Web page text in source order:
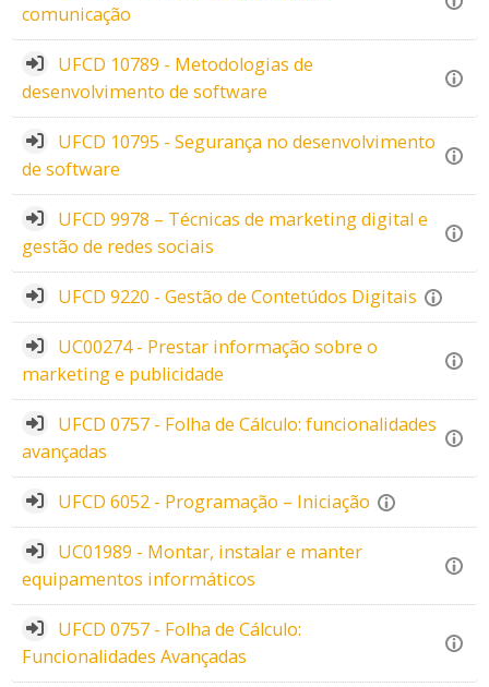
comunicação
UFCD 10789 - Metodologias de
desenvolvimento de software
UFCD 10795 - Segurança no desenvolvimento
de software
UFCD 9978 – Técnicas de marketing digital e
gestão de redes sociais
UFCD 9220 - Gestão de Contetúdos Digitais
UC00274 - Prestar informação sobre o
marketing e publicidade
UFCD 0757 - Folha de Cálculo: funcionalidades
avançadas
UFCD 6052 - Programação – Iniciação
UC01989 - Montar, instalar e manter
equipamentos informáticos
UFCD 0757 - Folha de Cálculo:
Funcionalidades Avançadas